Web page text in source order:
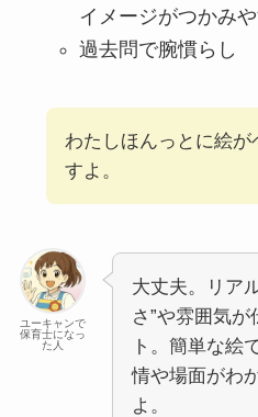
イメージがつかみ
過去問で腕慣らし
わたしほんっとに絵が
すよ。
ユーキャンで
保育士になっ
た人
大丈夫。リア
さ”や雰囲気
ト。簡単な絵
情や場面がわ
よ。